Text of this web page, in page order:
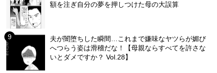
額を注ぎ自分の夢を押しつけた母の大誤算
夫が闇堕ちした瞬間…これまで嫌味なヤツらが媚び
へつらう姿は滑稽だな！【母親ならすべてを許さな
いとダメですか？ Vol.28】